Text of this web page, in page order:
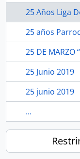
25 Años Liga
25 años
25 Junio 2019
25 junio 2019
...